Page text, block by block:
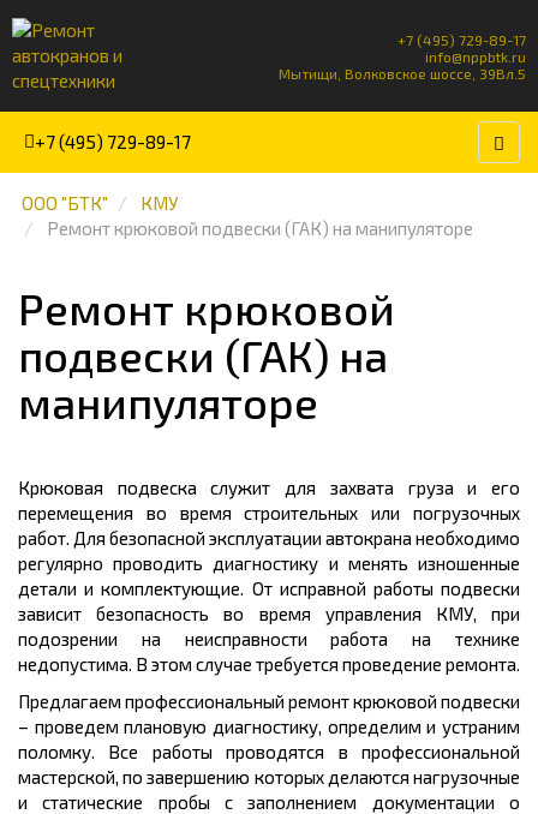
+7 (495) 729-89-17
info@nppbtk.ru
Мытищи, Волковское шоссе, 39Вл.5
+7 (495) 729-89-17
ООО "БТК"
КМУ
Ремонт крюковой подвески (ГАК) на манипуляторе
Ремонт крюковой
подвески (ГАК) на
манипуляторе
Крюковая подвеска служит для захвата груза и его
перемещения во время строительных или погрузочных
работ. Для безопасной эксплуатации автокрана необходимо
регулярно проводить диагностику и менять изношенные
детали и комплектующие. От исправной работы подвески
зависит безопасность во время управления КМУ, при
подозрении на неисправности работа на технике
недопустима. В этом случае требуется проведение ремонта.
Предлагаем профессиональный ремонт крюковой подвески
– проведем плановую диагностику, определим и устраним
поломку. Все работы проводятся в профессиональной
мастерской, по завершению которых делаются нагрузочные
и статические пробы с заполнением документации о